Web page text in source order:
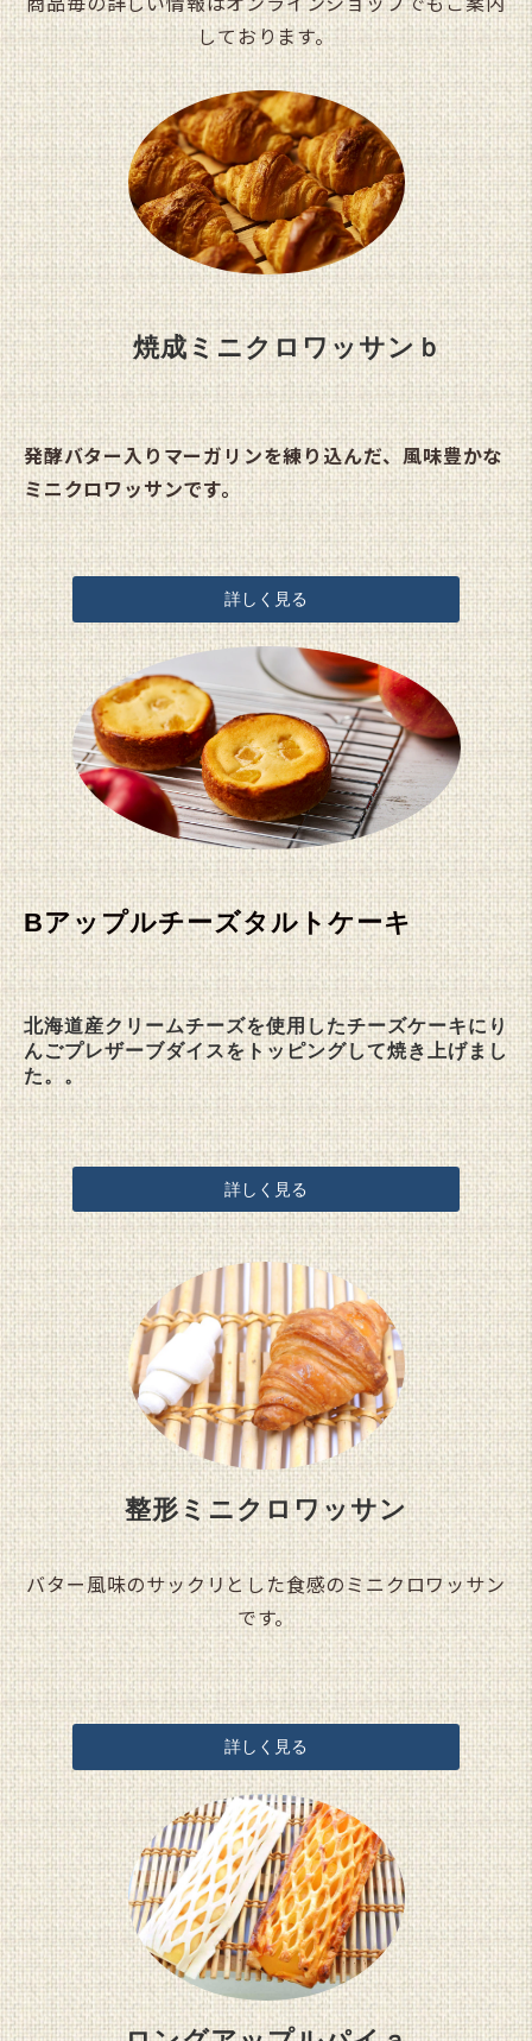
しております。
焼成
発酵バター入りマーガリンを練り込んだ、風味豊かな
ミニクロワッサンです。
詳しく見る
Bアップルチーズタルトケーキ
北海道産クリームチーズを使用したチーズケーキにり
んごプレザーブダイスをトッピングして焼き上げまし
た。。
詳しく見る
整形ミニクロワッサン
バター風味のサックリとした食感のミニクロワッサン
です。
詳しく見る